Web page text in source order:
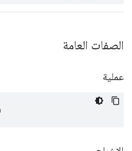
الصفات العامة
عملية